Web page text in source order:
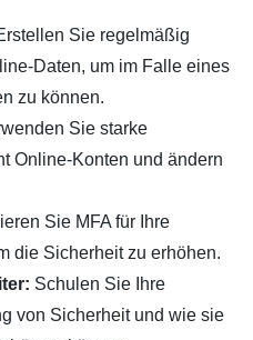
Sie regelmäßig
Daten, um im Falle eines
zu können.
Sie starke
Online-Konten und ändern
Sie MFA für Ihre
die Sicherheit zu erhöhen.
Schulen Sie Ihre
von Sicherheit und wie sie